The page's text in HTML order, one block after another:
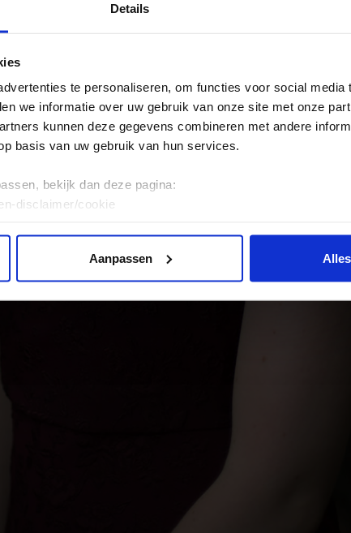
Details
te personaliseren, om functies voor social media
we informatie over uw gebruik van onze site met onze
kunnen deze gegevens combineren met andere
basis van uw gebruik van hun services.
bekijk dan deze pagina:
disclaimer/cookie
Aanpassen